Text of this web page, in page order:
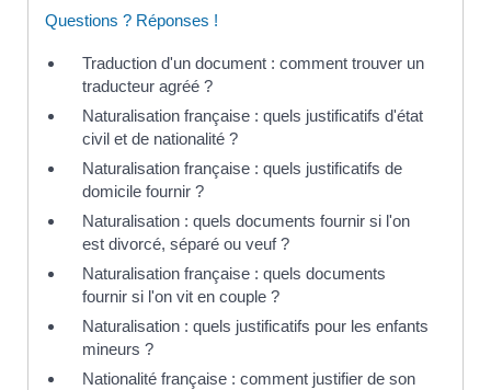
Questions ? Réponses !
Traduction d'un document : comment trouver un
traducteur agréé ?
Naturalisation française : quels justificatifs d'état
civil et de nationalité ?
Naturalisation française : quels justificatifs de
domicile fournir ?
Naturalisation : quels documents fournir si l'on
est divorcé, séparé ou veuf ?
Naturalisation française : quels documents
fournir si l'on vit en couple ?
Naturalisation : quels justificatifs pour les enfants
mineurs ?
Nationalité française : comment justifier de son